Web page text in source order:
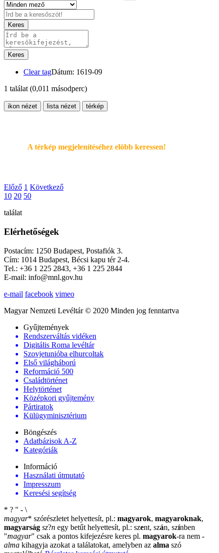
Keres
Keres
Clear tagDátum: 1619-09
1 találat(0,011 másodperc)
ikon nézet lista nézet térkép
A térkép megjelenítéséhez elöbb keressen!
Előző 1 Következő
10 20 50
találat
Elérhetőségek
Postacím: 1250 Budapest, Postafiók 3.
Cím: 1014 Budapest, Bécsi kapu tér 2-4.
Tel.: +36 1 225 2843, +36 1 225 2844
E-mail: info@mnl.gov.hu
e-mail facebook vimeo
Magyar Nemzeti Levéltár © 2020 Minden jog fenntartva
Gyűjtemények
Rendszerváltás vidéken
Digitális Roma levéltár
Szovjetunióba elhurcoltak
Első világháború
Reformáció 500
Családtörténet
Helytörténet
Középkori gyűjtemény
Pártiratok
Külügyminisztérium
Böngészés
Adatbázisok A-Z
Kategóriák
Információ
Használati útmutató
Impresszum
Keresési segítség
* ? " - \
magyar* szórészletet helyettesít, pl.: magyarok, magyaroknak,
magyarság sz?n egy betűt helyettesít, pl.: szent, szán, színben
"magyar" csak a pontos kifejezésre keres pl. magyarok-ra nem -
alma kihagyja azokat a találatokat, amelyben az alma szó